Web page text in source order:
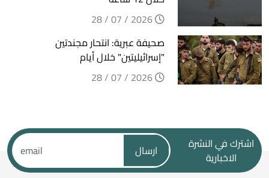
صحيفة عبرية: انتحار مجندتين
"إسرائيليتين" خلال أيام
اشترك في النشرة
الاخبارية
ارسال